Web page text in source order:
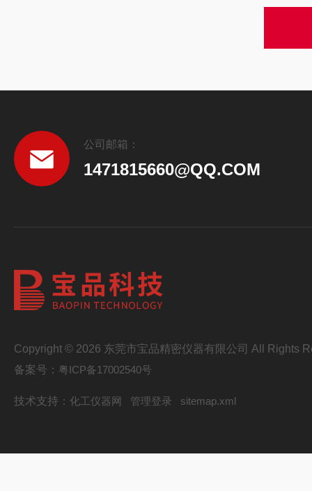
公司邮箱：
1471815660@QQ.COM
Copyright © 2026 东莞市宝品精密仪器有限公司 All Rights
备案号： 粤ICP备17002540号
技术支持： 化工仪器网 管理登录 sitemap.xml